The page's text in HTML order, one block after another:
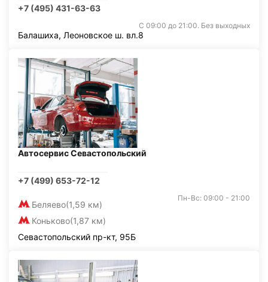
+7 (495) 431-63-63
С 09:00 до 21:00. Без выходных
Балашиха, Леоновское ш. вл.8
Автосервис Севастопольский
+7 (499) 653-72-12
Беляево(1,59 км)
Коньково(1,87 км)
Пн-Вс: 09:00 - 21:00
Севастопольский пр-кт, 95Б